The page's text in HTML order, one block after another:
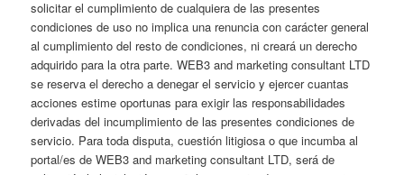
solicitar el cumplimiento de cualquiera de las presentes
condiciones de uso no implica una renuncia con carácter general
al cumplimiento del resto de condiciones, ni creará un derecho
adquirido para la otra parte. WEB3 and marketing consultant LTD
se reserva el derecho a denegar el servicio y ejercer cuantas
acciones estime oportunas para exigir las responsabilidades
derivadas del incumplimiento de las presentes condiciones de
servicio. Para toda disputa, cuestión litigiosa o que incumba al
portal/es de WEB3 and marketing consultant LTD, será de